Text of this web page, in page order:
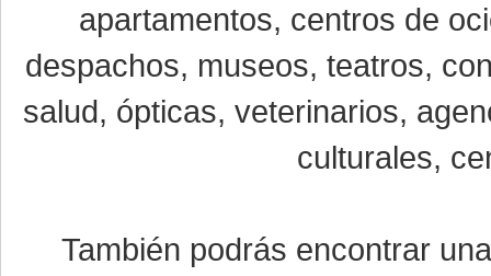
apartamentos, centros de
despachos, museos, teatros,
salud, ópticas, veterinarios,
culturales,
También podrás encontrar